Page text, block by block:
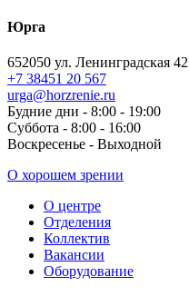
Юрга
652050 ул. Ленинградская 42
+7 38451 20 567
urga@horzrenie.ru
Будние дни - 8:00 - 19:00
Суббота - 8:00 - 16:00
Воскресенье - Выходной
О хорошем зрении
О центре
Отделения
Коллектив
Вакансии
Оборудование